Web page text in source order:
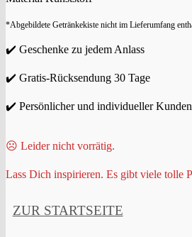
*Abgebildete Getränkekiste nicht im Lieferumfang
✔️ Geschenke zu jedem Anlass
✔️ Gratis-Rücksendung 30 Tage
✔️ Persönlicher und individueller
☹️ Leider nicht vorrätig.
Lass Dich inspirieren. Es gibt viele tolle
ZUR STARTSEITE